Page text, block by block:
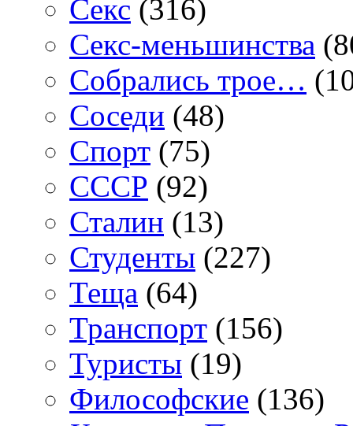
Секс (316)
Секс-меньшинства
Собрались трое…
Соседи (48)
Спорт (75)
СССР (92)
Сталин (13)
Студенты (227)
Теща (64)
Транспорт (156)
Туристы (19)
Философские (136)